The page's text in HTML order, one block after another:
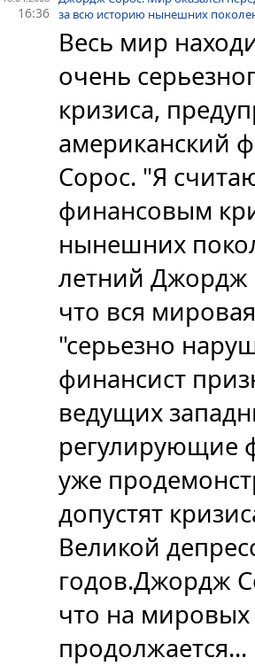
16:36 за всю историю нынешних
Весь мир
очень
кризиса,
американский
Сорос. "Я
финансовым
нынешних
летний Джордж
что вся
"серьезно
финансист
ведущих
регулирующие
уже
допустят
Великой
годов.Джордж
что на
продолжается...